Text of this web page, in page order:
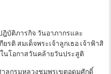
ฎิบัติภารกิจ วันอาภากรและ
รติ สมเด็จพระเจ้าลูกเธอ เจ้าฟ้าสิ
โอกาสวันคล้ายวันประสูติ
าลกรมหลวงชุมพรเขตอุดมศักดิ์